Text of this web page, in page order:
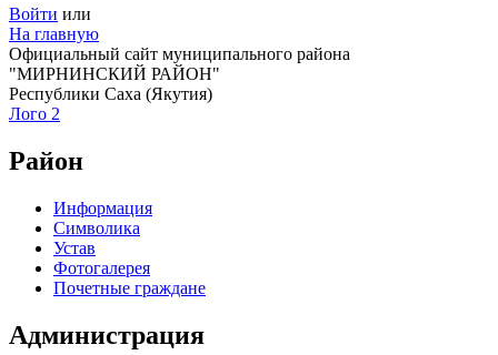
Войти или
На главную
Официальный сайт муниципального района
"МИРНИНСКИЙ РАЙОН"
Республики Саха (Якутия)
Лого 2
Район
Информация
Символика
Устав
Фотогалерея
Почетные граждане
Администрация